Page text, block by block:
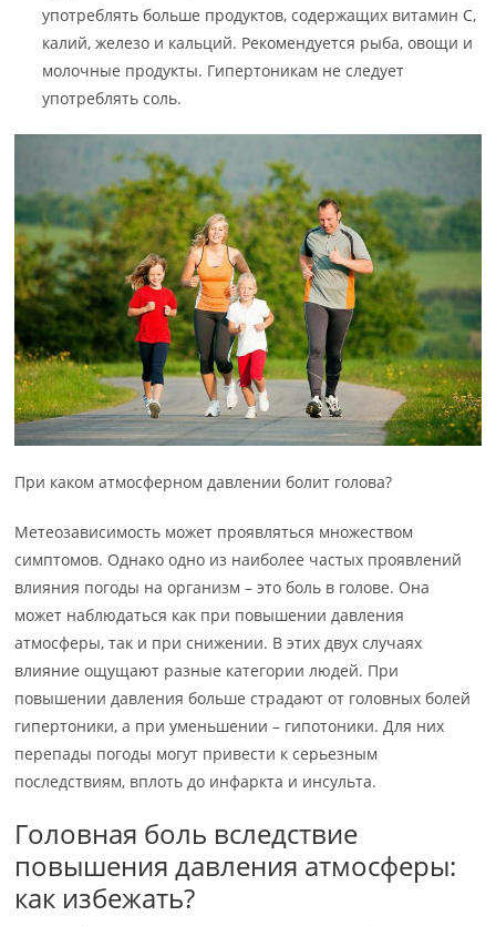
употреблять больше продуктов, содержащих витамин С,
калий, железо и кальций. Рекомендуется рыба, овощи и
молочные продукты. Гипертоникам не следует
употреблять соль.
При каком атмосферном давлении болит голова?
Метеозависимость может проявляться множеством
симптомов. Однако одно из наиболее частых проявлений
влияния погоды на организм – это боль в голове. Она
может наблюдаться как при повышении давления
атмосферы, так и при снижении. В этих двух случаях
влияние ощущают разные категории людей. При
повышении давления больше страдают от головных болей
гипертоники, а при уменьшении – гипотоники. Для них
перепады погоды могут привести к серьезным
последствиям, вплоть до инфаркта и инсульта.
Головная боль вследствие
повышения давления атмосферы:
как избежать?